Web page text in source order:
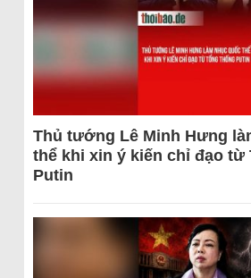
Thủ tướng Lê Minh Hưng
thể khi xin ý kiến chỉ đạo từ
Putin